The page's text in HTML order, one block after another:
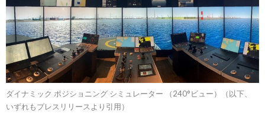
ダイナミック ポジショニング シミュレーター （240°ビュー）（以下、
いずれもプレスリリースより引用）